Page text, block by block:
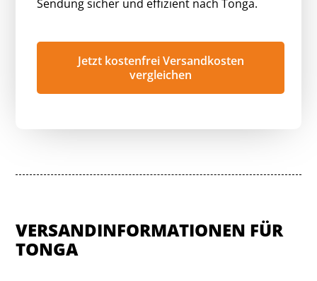
Sendung sicher und effizient nach Tonga.
Jetzt kostenfrei Versandkosten
vergleichen
VERSANDINFORMATIONEN FÜR
TONGA